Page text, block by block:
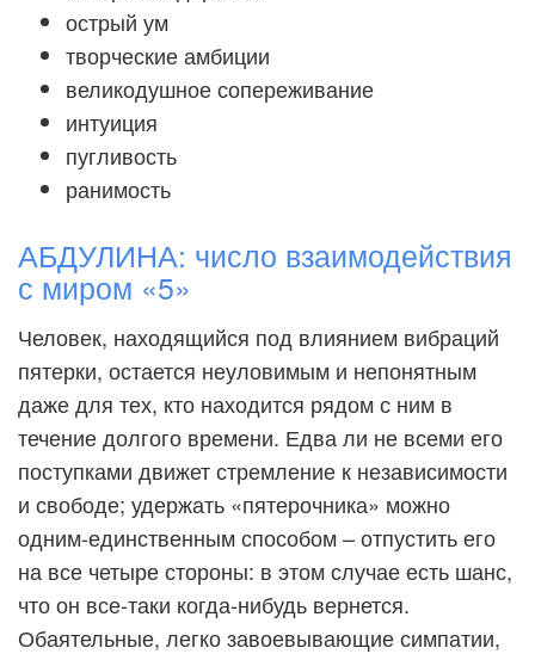
острый ум
творческие амбиции
великодушное сопереживание
интуиция
пугливость
ранимость
АБДУЛИНА: число взаимодействия
с миром «5»
Человек, находящийся под влиянием вибраций
пятерки, остается неуловимым и непонятным
даже для тех, кто находится рядом с ним в
течение долгого времени. Едва ли не всеми его
поступками движет стремление к независимости
и свободе; удержать «пятерочника» можно
одним-единственным способом – отпустить его
на все четыре стороны: в этом случае есть шанс,
что он все-таки когда-нибудь вернется.
Обаятельные, легко завоевывающие симпатии,